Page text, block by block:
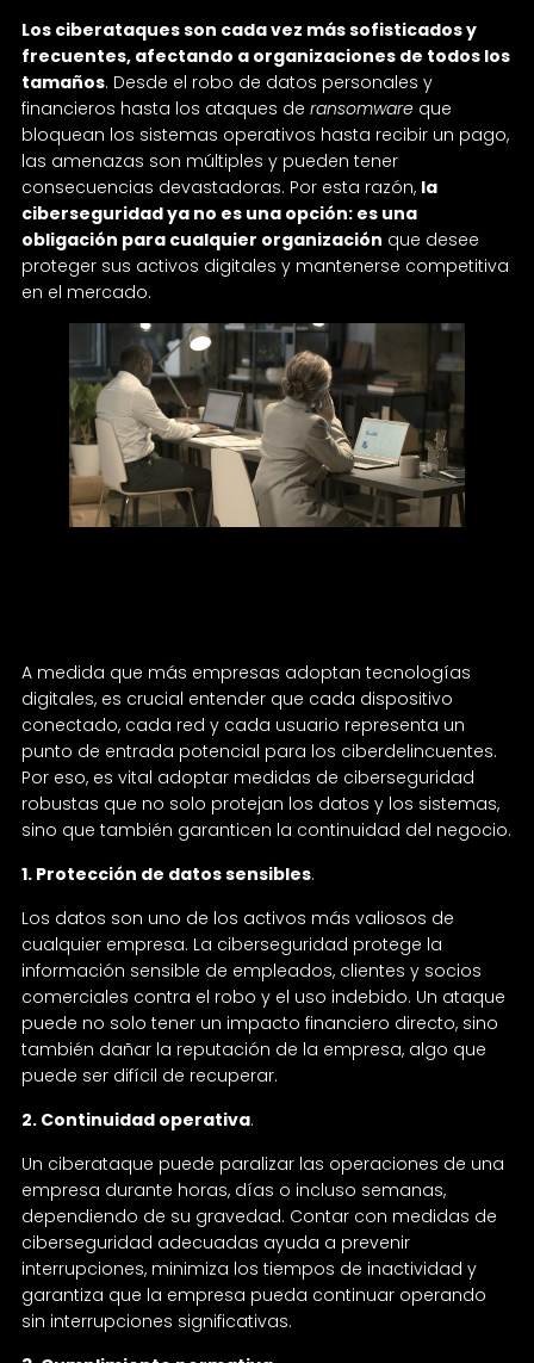
Los ciberataques son cada vez más sofisticados y
frecuentes, afectando a organizaciones de todos los
tamaños. Desde el robo de datos personales y
financieros hasta los ataques de ransomware que
bloquean los sistemas operativos hasta recibir un pago,
las amenazas son múltiples y pueden tener
consecuencias devastadoras. Por esta razón, la
ciberseguridad ya no es una opción: es una
obligación para cualquier organización que desee
proteger sus activos digitales y mantenerse competitiva
en el mercado.
A medida que más empresas adoptan tecnologías
digitales, es crucial entender que cada dispositivo
conectado, cada red y cada usuario representa un
punto de entrada potencial para los ciberdelincuentes.
Por eso, es vital adoptar medidas de ciberseguridad
robustas que no solo protejan los datos y los sistemas,
sino que también garanticen la continuidad del negocio.
1. Protección de datos sensibles.
Los datos son uno de los activos más valiosos de
cualquier empresa. La ciberseguridad protege la
información sensible de empleados, clientes y socios
comerciales contra el robo y el uso indebido. Un ataque
puede no solo tener un impacto financiero directo, sino
también dañar la reputación de la empresa, algo que
puede ser difícil de recuperar.
2. Continuidad operativa.
Un ciberataque puede paralizar las operaciones de una
empresa durante horas, días o incluso semanas,
dependiendo de su gravedad. Contar con medidas de
ciberseguridad adecuadas ayuda a prevenir
interrupciones, minimiza los tiempos de inactividad y
garantiza que la empresa pueda continuar operando
sin interrupciones significativas.